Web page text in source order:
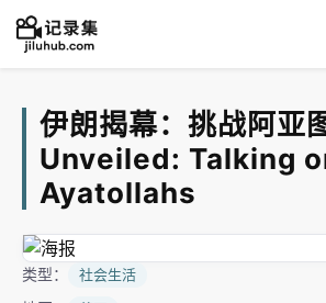
伊朗揭幕：挑战阿亚
Unveiled: Talking
Ayatollahs
类型： 社会生活